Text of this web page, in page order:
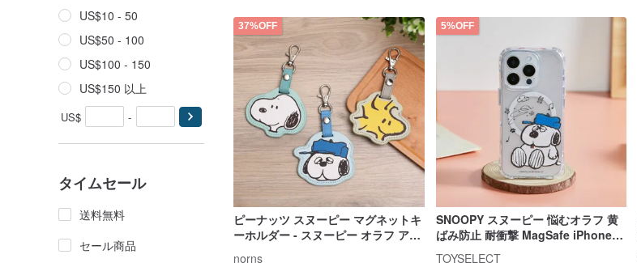
US$10 - 50
US$50 - 100
US$100 - 150
US$150 以上
US$ -
タイムセール
送料無料
セール商品
37%OFF
ピーナッツ スヌーピー マグネットキ
ーホルダー - スヌーピー オラフ アク
norns
5%OFF
SNOOPY スヌーピー 悩むオラフ 黄
ばみ防止 耐衝撃 MagSafe iPhoneケ
ース
TOYSELECT